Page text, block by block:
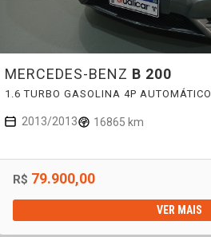
MERCEDES-BENZ B 200
1.6 TURBO GASOLINA 4P AUTOMÁTICO
2013/2013 16865 km
R$ 79.900,00
VER MAIS